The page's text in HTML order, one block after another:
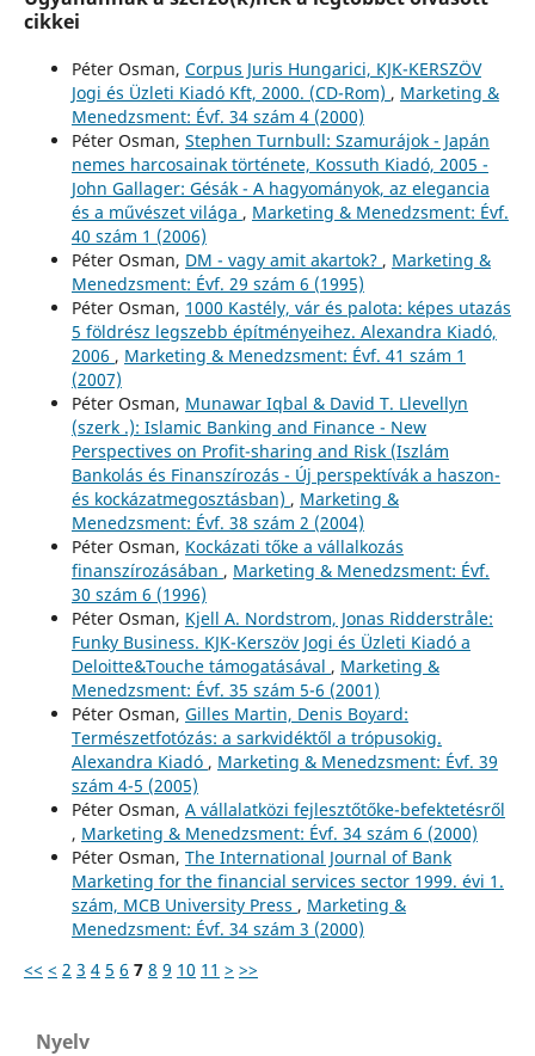
cikkei
Péter Osman, Corpus Juris Hungarici, KJK-KERSZÖV
Jogi és Üzleti Kiadó Kft, 2000. (CD-Rom) , Marketing &
Menedzsment: Évf. 34 szám 4 (2000)
Péter Osman, Stephen Turnbull: Szamurájok - Japán
nemes harcosainak története, Kossuth Kiadó, 2005 -
John Gallager: Gésák - A hagyományok, az elegancia
és a művészet világa , Marketing & Menedzsment: Évf.
40 szám 1 (2006)
Péter Osman, DM - vagy amit akartok? , Marketing &
Menedzsment: Évf. 29 szám 6 (1995)
Péter Osman, 1000 Kastély, vár és palota: képes utazás
5 földrész legszebb építményeihez. Alexandra Kiadó,
2006 , Marketing & Menedzsment: Évf. 41 szám 1
(2007)
Péter Osman, Munawar Iqbal & David T. Llevellyn
(szerk .): Islamic Banking and Finance - New
Perspectives on Profit-sharing and Risk (Iszlám
Bankolás és Finanszírozás - Új perspektívák a haszon-
és kockázatmegosztásban) , Marketing &
Menedzsment: Évf. 38 szám 2 (2004)
Péter Osman, Kockázati tőke a vállalkozás
finanszírozásában , Marketing & Menedzsment: Évf.
30 szám 6 (1996)
Péter Osman, Kjell A. Nordstrom, Jonas Ridderstråle:
Funky Business. KJK-Kerszöv Jogi és Üzleti Kiadó a
Deloitte&Touche támogatásával , Marketing &
Menedzsment: Évf. 35 szám 5-6 (2001)
Péter Osman, Gilles Martin, Denis Boyard:
Természetfotózás: a sarkvidéktől a trópusokig.
Alexandra Kiadó , Marketing & Menedzsment: Évf. 39
szám 4-5 (2005)
Péter Osman, A vállalatközi fejlesztőtőke-befektetésről
, Marketing & Menedzsment: Évf. 34 szám 6 (2000)
Péter Osman, The International Journal of Bank
Marketing for the financial services sector 1999. évi 1.
szám, MCB University Press , Marketing &
Menedzsment: Évf. 34 szám 3 (2000)
<< < 2 3 4 5 6 7 8 9 10 11 > >>
Nyelv